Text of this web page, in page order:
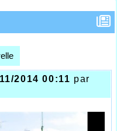
2014 00:11 par